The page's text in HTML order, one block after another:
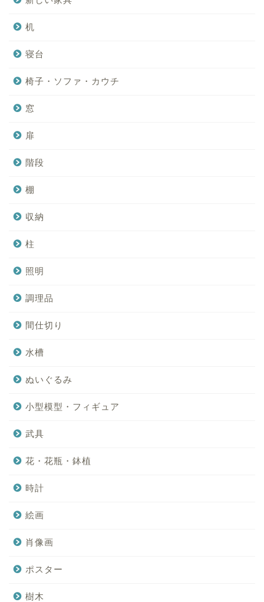
机
寝台
椅子・ソファ・カウチ
窓
扉
階段
棚
収納
柱
照明
調理品
間仕切り
水槽
ぬいぐるみ
小型模型・フィギュア
武具
花・花瓶・鉢植
時計
絵画
肖像画
ポスター
樹木